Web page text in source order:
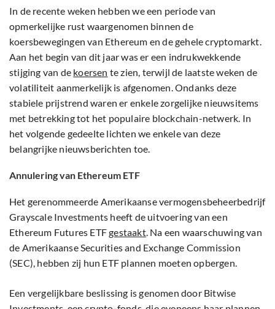
In de recente weken hebben we een periode van
opmerkelijke rust waargenomen binnen de
koersbewegingen van Ethereum en de gehele cryptomarkt.
Aan het begin van dit jaar was er een indrukwekkende
stijging van de koersen te zien, terwijl de laatste weken de
volatiliteit aanmerkelijk is afgenomen. Ondanks deze
stabiele prijstrend waren er enkele zorgelijke nieuwsitems
met betrekking tot het populaire blockchain-netwerk. In
het volgende gedeelte lichten we enkele van deze
belangrijke nieuwsberichten toe.
Annulering van Ethereum ETF
Het gerenommeerde Amerikaanse vermogensbeheerbedrijf
Grayscale Investments heeft de uitvoering van een
Ethereum Futures ETFgestaakt. Na een waarschuwing van
de Amerikaanse Securities and Exchange Commission
(SEC), hebben zij hun ETF plannen moeten opbergen.
Een vergelijkbare beslissing is genomen door Bitwise